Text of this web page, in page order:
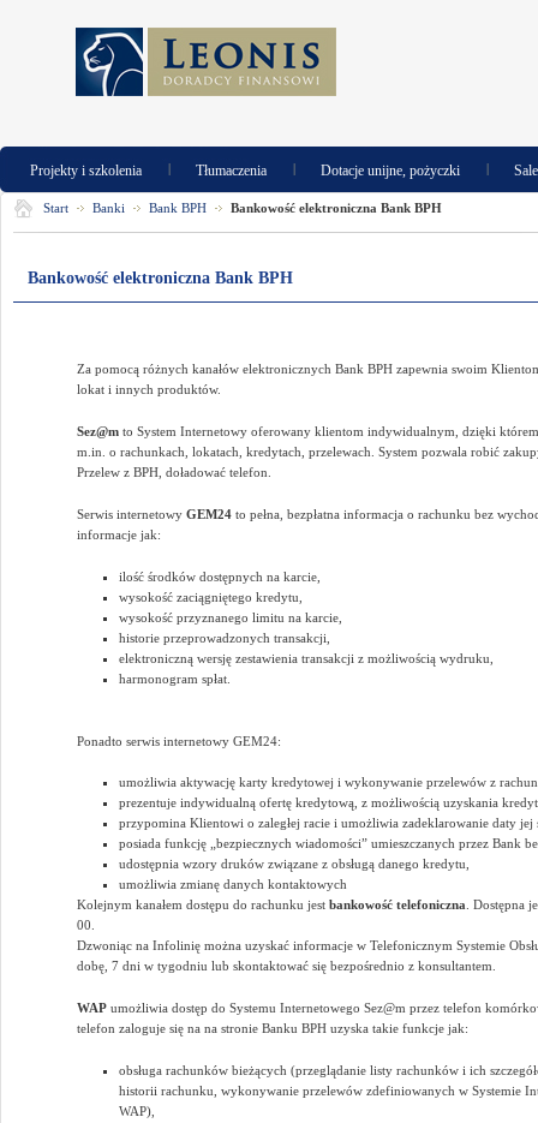
Projekty i szkolenia | Tłumaczenia | Dotacje unijne, pożyczki |
Start Banki Bank BPH Bankowość elektroniczna Bank BPH
Bankowość elektroniczna Bank BPH
Za pomocą różnych kanałów elektronicznych Bank BPH zapewnia swoim
lokat i innych produktów.
Sez@m to System Internetowy oferowany klientom indywidualnym, dzięki
m.in. o rachunkach, lokatach, kredytach, przelewach. System pozwala robić
Przelew z BPH, doładować telefon.
Serwis internetowyGEM24 to pełna, bezpłatna informacja o rachunku bez
informacje jak:
ilość środków dostępnych na karcie,
wysokość zaciągniętego kredytu,
wysokość przyznanego limitu na karcie,
historie przeprowadzonych transakcji,
elektroniczną wersję zestawienia transakcji z możliwością wydruku,
harmonogram spłat.
Ponadto serwis internetowy GEM24:
umożliwia aktywację karty kredytowej i wykonywanie przelewów z
prezentuje indywidualną ofertę kredytową, z możliwością uzyskania
przypomina Klientowi o zaległej racie i umożliwia zadeklarowanie daty jej
posiada funkcję „bezpiecznych wiadomości” umieszczanych przez Bank
udostępnia wzory druków związane z obsługą danego kredytu,
umożliwia zmianę danych kontaktowych
Kolejnym kanałem dostępu do rachunku jestbankowość telefoniczna . Dostępna
00.
Dzwoniąc na Infolinię można uzyskać informacje w Telefonicznym Systemie
dobę, 7 dni w tygodniu lub skontaktować się bezpośrednio z konsultantem.
WAP umożliwia dostęp do Systemu Internetowego Sez@m przez telefon
telefon zaloguje się na na stronie Banku BPH uzyska takie funkcje jak:
obsługa rachunków bieżących (przeglądanie listy rachunków i ich
historii rachunku, wykonywanie przelewów zdefiniowanych w Systemie
WAP),